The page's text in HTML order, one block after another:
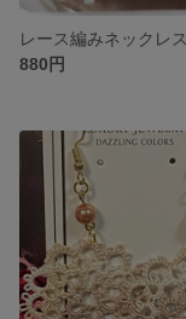
レース編みネックレス
880円